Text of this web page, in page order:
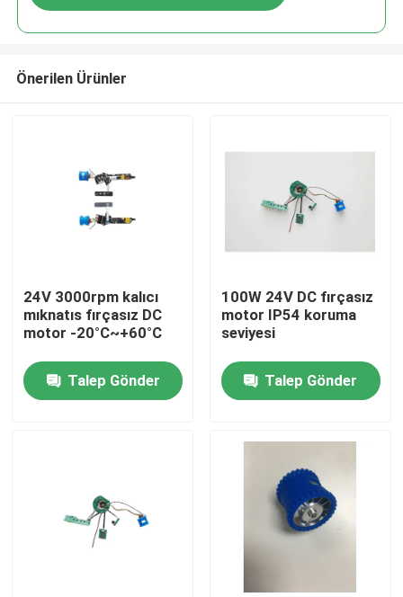
Önerilen Ürünler
24V 3000rpm kalıcı
mıknatıs fırçasız DC
motor -20°C~+60°C
Talep Gönder
100W 24V DC fırçasız
motor IP54 koruma
seviyesi
Talep Gönder